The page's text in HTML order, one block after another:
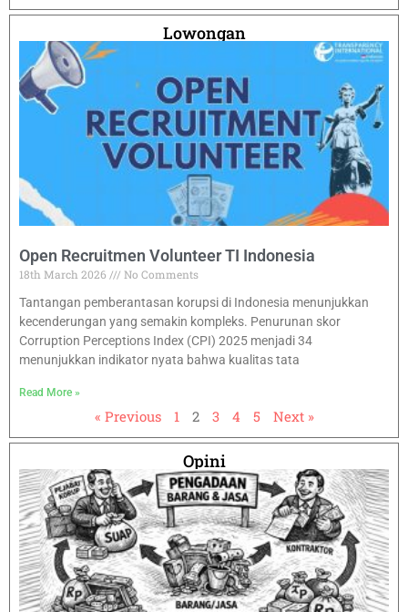
Lowongan
Open Recruitmen Volunteer TI Indonesia
18th March 2026
No Comments
Tantangan pemberantasan korupsi di Indonesia menunjukkan
kecenderungan yang semakin kompleks. Penurunan skor
Corruption Perceptions Index (CPI) 2025 menjadi 34
menunjukkan indikator nyata bahwa kualitas tata
Read More »
« Previous 1 2 3 4 5 Next »
Opini